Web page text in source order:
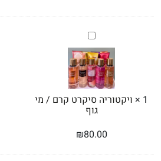
ויקטוריה
סיקרט
קרם
/
מי
גוף
1
× ויקטוריה סיקרט קרם / מי
גוף
₪80.00